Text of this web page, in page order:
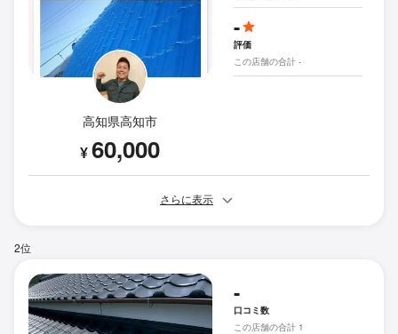
高知県高知市
¥60,000
-
評価
この店舗の合計 -
さらに表示
2位
-
口コミ数
この店舗の合計 1